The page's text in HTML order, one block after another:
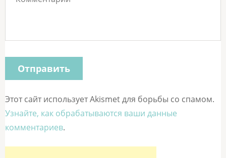
Этот сайт использует Akismet для борьбы со спамом.
Узнайте, как обрабатываются ваши данные
комментариев.